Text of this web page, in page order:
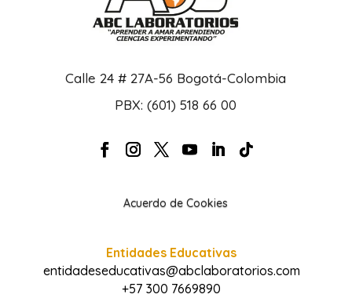
Calle 24 # 27A-56 Bogotá-Colombia
PBX: (601) 518 66 00
Acuerdo de Cookies
Entidades Educativas
entidadeseducativas@abclaboratorios.com
+57 300 7669890